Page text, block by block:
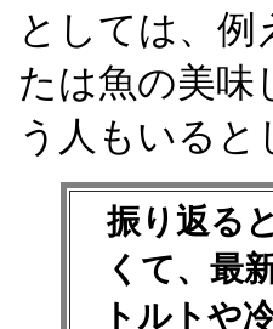
としては、
たは魚の美味
う人もいると
振り返る
くて、最
トルトや